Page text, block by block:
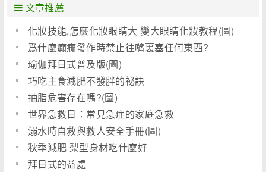
文章推薦
化妝技能,怎麼化妝眼睛大 變大眼睛化妝教程(圖)
爲什麼癲癇發作時禁止往嘴裏塞任何東西?
瑜伽拜日式普及版(圖)
巧吃主食減肥不發胖的祕訣
抽脂危害存在嗎?(圖)
世界急救日：常見急症的家庭急救
溺水時自救與救人安全手冊(圖)
秋季減肥 梨型身材吃什麼好
拜日式的益處